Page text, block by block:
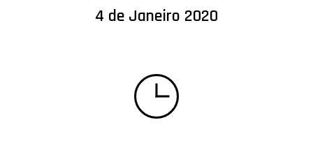
4 de Janeiro 2020